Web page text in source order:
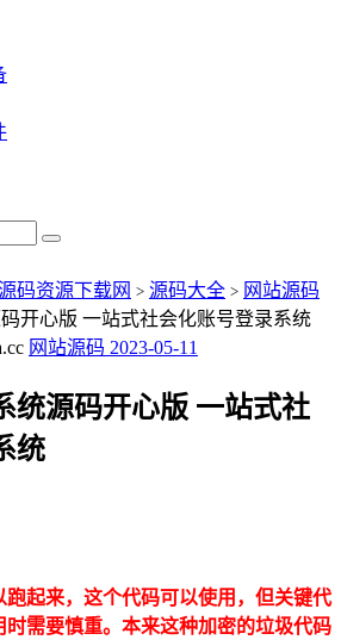
码资源下载网 > 源码大全 > 网站源码
开心版 一站式社会化账号登录系统
网站源码 2023-05-11
统源码开心版 一站式社
统
起来，这个代码可以使用，但关键代
需要慎重。本来这种加密的垃圾代码